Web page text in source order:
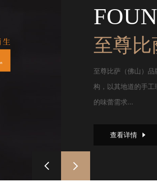
至尊比
至尊比萨（佛山）
构，以其地道的手
的味蕾需求...
查看详情